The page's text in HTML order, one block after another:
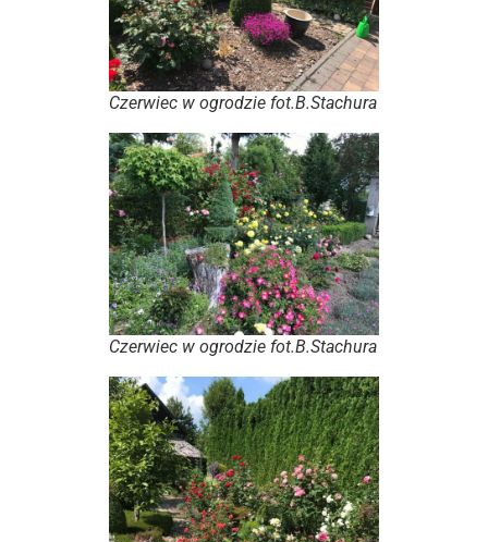
Czerwiec w ogrodzie fot.B.Stachura
Czerwiec w ogrodzie fot.B.Stachura